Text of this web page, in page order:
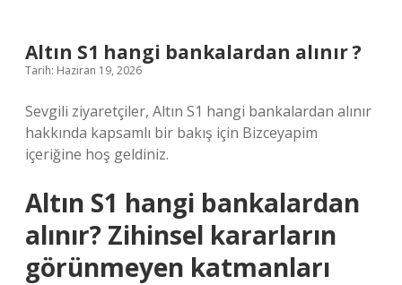
Altın S1 hangi bankalardan alınır ?
Tarih: Haziran 19, 2026
Sevgili ziyaretçiler, Altın S1 hangi bankalardan alınır
hakkında kapsamlı bir bakış için Bizceyapim
içeriğine hoş geldiniz.
Altın S1 hangi bankalardan
alınır? Zihinsel kararların
görünmeyen katmanları